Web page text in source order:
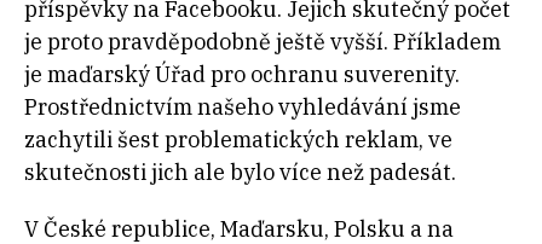
příspěvky na Facebooku. Jejich skutečný počet
je proto pravděpodobně ještě vyšší. Příkladem
je maďarský Úřad pro ochranu suverenity.
Prostřednictvím našeho vyhledávání jsme
zachytili šest problematických reklam, ve
skutečnosti jich ale bylo více než padesát.
V České republice, Maďarsku, Polsku a na